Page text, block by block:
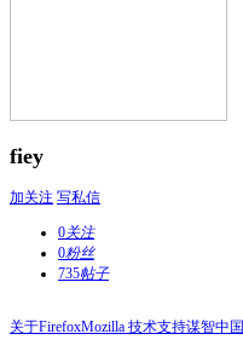
fiey
加关注 写私信
0关注
0粉丝
735帖子
关于FirefoxMozilla 技术支持谋智中国